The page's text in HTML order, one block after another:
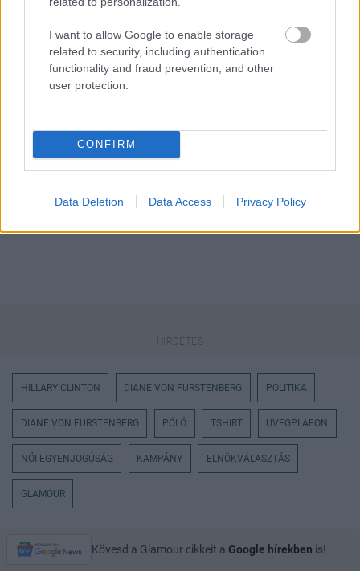
I want to allow Google to enable storage
related to security, including authentication
functionality and fraud prevention, and other
user protection.
CONFIRM
Data Deletion Data Access Privacy Policy
Megosztás
Küldés
Messengeren
keresőben könnyebben megtaláld a
glamour.hu cikkeit
HILLARY CLINTON DIANE VON FURSTENBERG POLITIKA
DIANE VON FURSTENBERG PÓLÓ TSHIRT ÜVEGPLAFON
NŐI EGYENJOGÚSÁG KAMPÁNY ELNÖKVÁLASZTÁS
GLAMOUR
Kövesd a Glamour cikkeit a Google hírekben is!